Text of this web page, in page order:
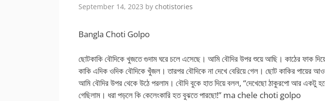
September 14, 2023 by chotistories
Bangla Choti Golpo
ছোটকাকি বৌদিকে খুজতে গুদাম ঘরে চলে এসেছে। আমি বৌদির উপর শুয়ে আছি। কাঠের ফাক
কাকি এদিক ওদিক বৌদিকে খুঁজল। তারপর বৌদিকে না দেখে বেরিয়ে গেল। ছোট কাকির পায়ের
আমি বৌদির উপর থেকে উঠে পরলাম। বৌদি বুকে হাত দিয়ে বলল, “দেখেছো ঠাকুরপো আর একটু
গেছিলাম। ধরা পড়লে কি কেলেংকারি হত বুঝতে পারছো!” ma chele choti golpo